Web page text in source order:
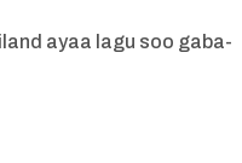
ayaa lagu soo gaba-